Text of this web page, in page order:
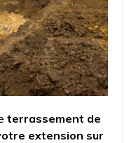
terrassement de
extension sur